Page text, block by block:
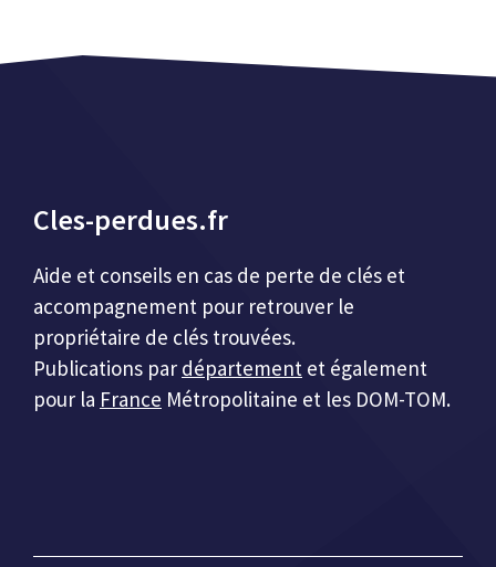
Cles-perdues.fr
Aide et conseils en cas de perte de clés et
accompagnement pour retrouver le
propriétaire de clés trouvées.
Publications par département et également
pour la France Métropolitaine et les DOM-TOM.